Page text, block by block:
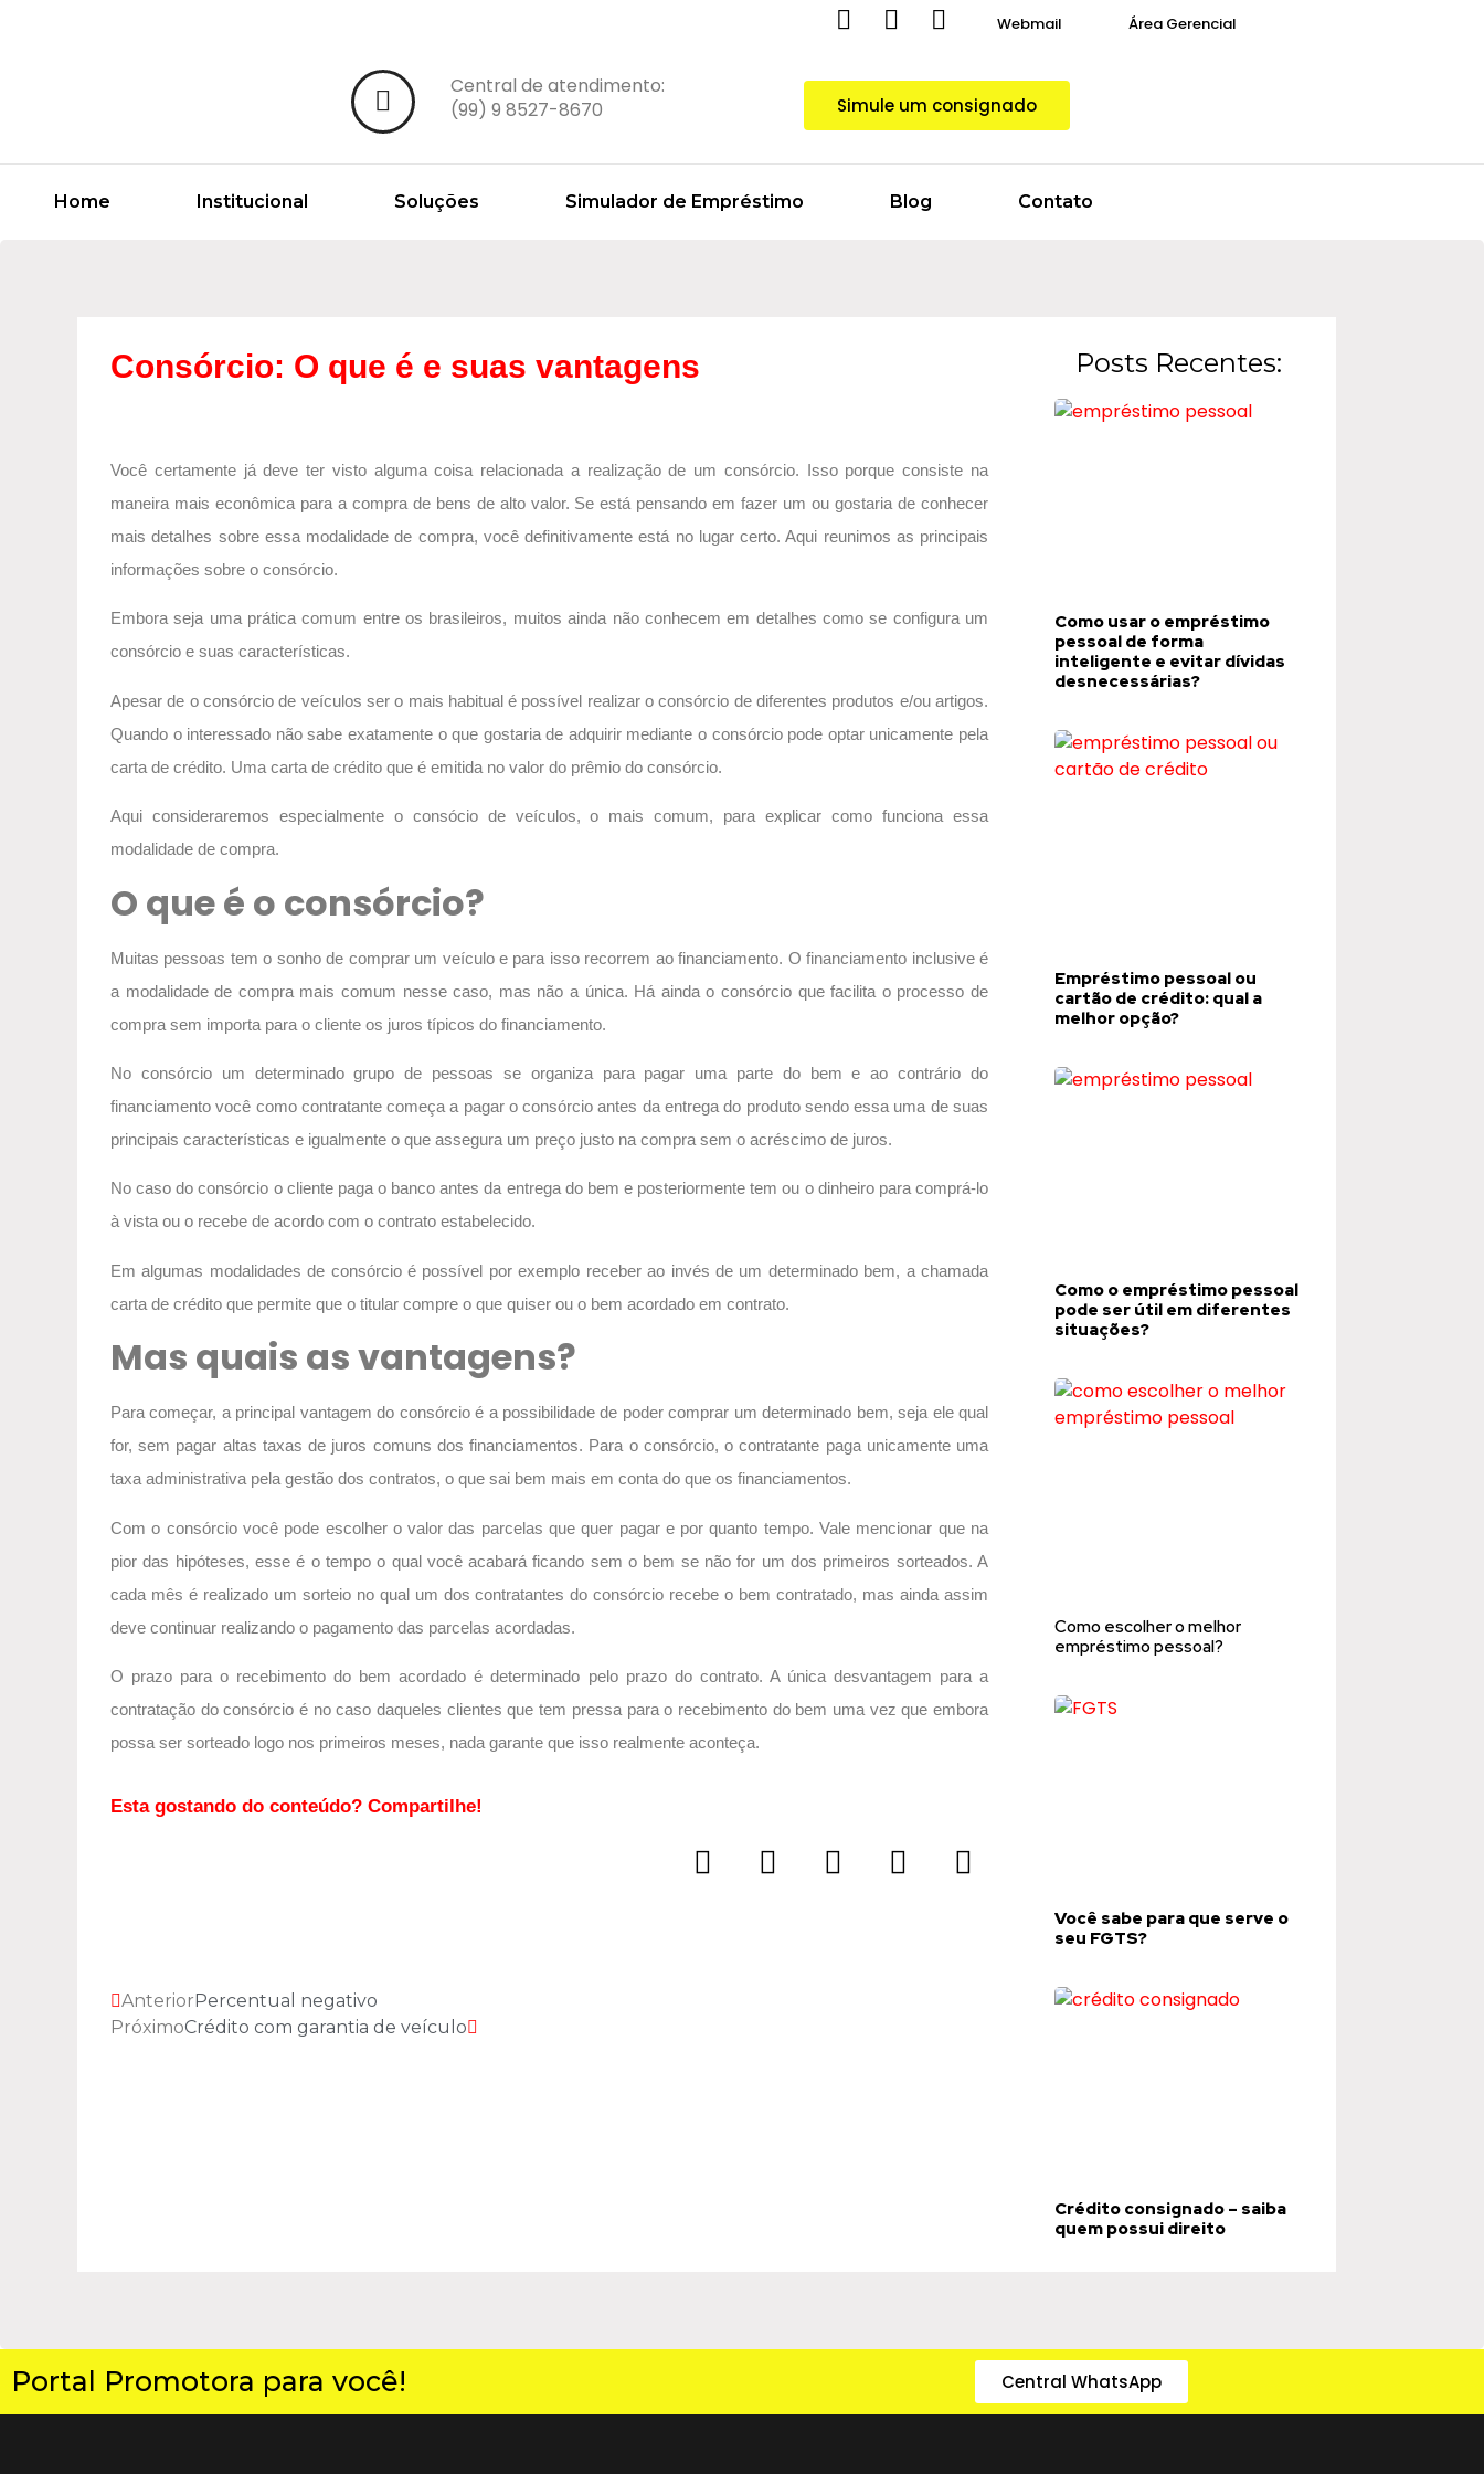
Webmail Área Gerencial
Central de atendimento:
(99) 9 8527-8670‬
Simule um consignado
Home Institucional Soluções Simulador de Empréstimo Blog Contato
Consórcio: O que é e suas vantagens
Você certamente já deve ter visto alguma coisa relacionada a realização de um consórcio. Isso porque consiste na
maneira mais econômica para a compra de bens de alto valor. Se está pensando em fazer um ou gostaria de conhecer
mais detalhes sobre essa modalidade de compra, você definitivamente está no lugar certo. Aqui reunimos as principais
informações sobre o consórcio.
Embora seja uma prática comum entre os brasileiros, muitos ainda não conhecem em detalhes como se configura um
consórcio e suas características.
Apesar de o consórcio de veículos ser o mais habitual é possível realizar o consórcio de diferentes produtos e/ou artigos.
Quando o interessado não sabe exatamente o que gostaria de adquirir mediante o consórcio pode optar unicamente pela
carta de crédito. Uma carta de crédito que é emitida no valor do prêmio do consórcio.
Aqui consideraremos especialmente o consócio de veículos, o mais comum, para explicar como funciona essa
modalidade de compra.
O que é o consórcio?
Muitas pessoas tem o sonho de comprar um veículo e para isso recorrem ao financiamento. O financiamento inclusive é
a modalidade de compra mais comum nesse caso, mas não a única. Há ainda o consórcio que facilita o processo de
compra sem importa para o cliente os juros típicos do financiamento.
No consórcio um determinado grupo de pessoas se organiza para pagar uma parte do bem e ao contrário do
financiamento você como contratante começa a pagar o consórcio antes da entrega do produto sendo essa uma de suas
principais características e igualmente o que assegura um preço justo na compra sem o acréscimo de juros.
No caso do consórcio o cliente paga o banco antes da entrega do bem e posteriormente tem ou o dinheiro para comprá-lo
à vista ou o recebe de acordo com o contrato estabelecido.
Em algumas modalidades de consórcio é possível por exemplo receber ao invés de um determinado bem, a chamada
carta de crédito que permite que o titular compre o que quiser ou o bem acordado em contrato.
Mas quais as vantagens?
Para começar, a principal vantagem do consórcio é a possibilidade de poder comprar um determinado bem, seja ele qual
for, sem pagar altas taxas de juros comuns dos financiamentos. Para o consórcio, o contratante paga unicamente uma
taxa administrativa pela gestão dos contratos, o que sai bem mais em conta do que os financiamentos.
Com o consórcio você pode escolher o valor das parcelas que quer pagar e por quanto tempo. Vale mencionar que na
pior das hipóteses, esse é o tempo o qual você acabará ficando sem o bem se não for um dos primeiros sorteados. A
cada mês é realizado um sorteio no qual um dos contratantes do consórcio recebe o bem contratado, mas ainda assim
deve continuar realizando o pagamento das parcelas acordadas.
O prazo para o recebimento do bem acordado é determinado pelo prazo do contrato. A única desvantagem para a
contratação do consórcio é no caso daqueles clientes que tem pressa para o recebimento do bem uma vez que embora
possa ser sorteado logo nos primeiros meses, nada garante que isso realmente aconteça.
Esta gostando do conteúdo? Compartilhe!
Anterior Percentual negativo
PróximoCrédito com garantia de veículo
Posts Recentes:
Como usar o empréstimo
pessoal de forma
inteligente e evitar dívidas
desnecessárias?
Empréstimo pessoal ou
cartão de crédito: qual a
melhor opção?
Como o empréstimo pessoal
pode ser útil em diferentes
situações?
Como escolher o melhor
empréstimo pessoal?
Você sabe para que serve o
seu FGTS?
Crédito consignado – saiba
quem possui direito
Portal Promotora para você! Central WhatsApp